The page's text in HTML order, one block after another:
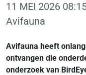
11 MEI 2026
Avifauna
Avifauna heeft
ontvangen die
onderzoek van